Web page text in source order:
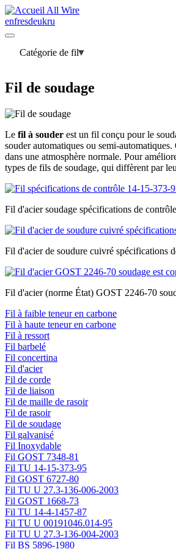
All Wire
enfresdeukru
Catégorie de fil
Fil de soudage
Le fil à souder est un fil conçu pour le
souder automatiques ou semi-
dans une atmosphère normale. Pour
types de fils de soudage, qui diffèrent par
Fil d'acier soudage spécifications de
Fil d'acier de soudure cuivré spécifications
Fil d'acier (norme État) GOST 2246-70
Fil à faible teneur en carbone
Fil à haute teneur en carbone
Fil à ressort
Fil barbelé
Fil concertina
Fil d'acier
Fil de corde
Fil de liaison
Fil de maille de rasoir
Fil de rasoir
Fil de soudage
Fil galvanisé
Fil Inoxydable
Fil GOST 7348-81
Fil TU 14-15-373-95
Fil GOST 6727-80
Fil TU U 27.3-136-006-2003
Fil GOST 1668-73
Fil TU 14-4-1457-87
Fil TU U 00191046.014-95
Fil TU U 27.3-136-004-2003
Fil BS 5896-1980